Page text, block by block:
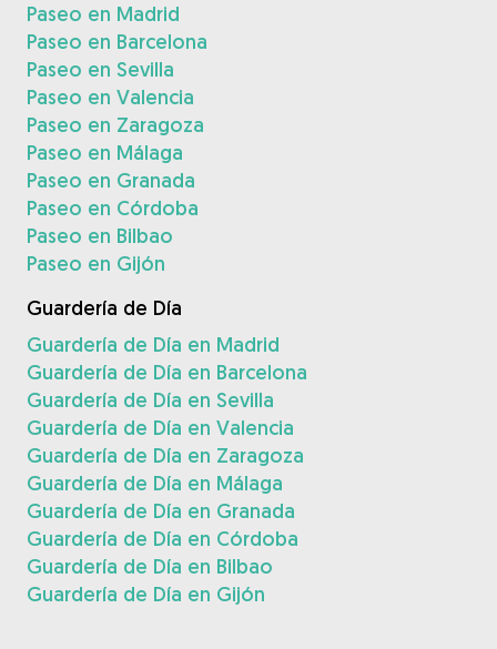
Paseo en Madrid
Paseo en Barcelona
Paseo en Sevilla
Paseo en Valencia
Paseo en Zaragoza
Paseo en Málaga
Paseo en Granada
Paseo en Córdoba
Paseo en Bilbao
Paseo en Gijón
Guardería de Día
Guardería de Día en Madrid
Guardería de Día en Barcelona
Guardería de Día en Sevilla
Guardería de Día en Valencia
Guardería de Día en Zaragoza
Guardería de Día en Málaga
Guardería de Día en Granada
Guardería de Día en Córdoba
Guardería de Día en Bilbao
Guardería de Día en Gijón